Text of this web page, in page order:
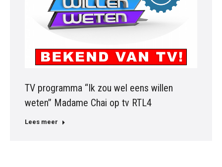
TV programma “Ik zou wel eens willen
weten” Madame Chai op tv RTL4
Lees meer